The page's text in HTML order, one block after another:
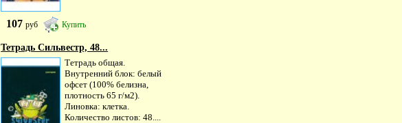
107руб Купить
Тетрадь Сильвестр, 48...
Тетрадь общая.
Внутренний блок: белый
офсет (100% белизна,
плотность 65 г/м2).
Линовка: клетка.
Количество листов: 48....